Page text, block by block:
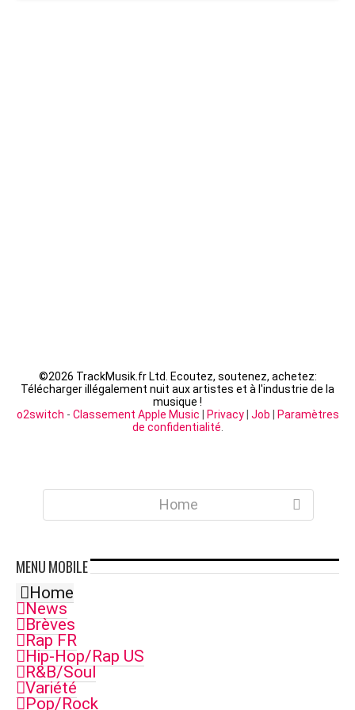
©2026 TrackMusik.fr Ltd. Ecoutez, soutenez, achetez:
Télécharger illégalement nuit aux artistes et à l'industrie de la
musique !
o2switch - Classement Apple Music Privacy| Job
Paramètres
de confidentialité.
Home
MENUMOBILE
Home
News
Brèves
Rap FR
Hip-Hop/Rap US
R&B/Soul
Variété
Pop/Rock